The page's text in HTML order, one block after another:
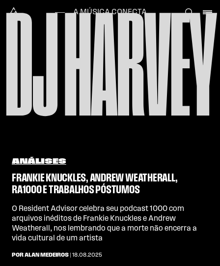
Alataj
A MÚSICA CONECTA
DJ HARVEY
ANÁLISES
FRANKIE KNUCKLES, ANDREW WEATHERALL,
RA1000 E TRABALHOS PÓSTUMOS
O Resident Advisor celebra seu podcast 1000 com
arquivos inéditos de Frankie Knuckles e Andrew
Weatherall, nos lembrando que a morte não encerra a
vida cultural de um artista
POR ALAN MEDEIROS | 18.08.2025